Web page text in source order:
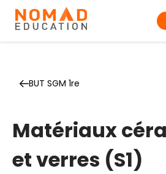
BUT SGM 1re
Matériaux
et verres (S1)